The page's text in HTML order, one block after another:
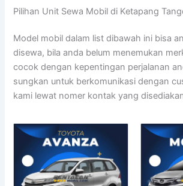
Pilihan Unit Sewa Mobil di Ketapang
Model mobil dalam list dibawah ini bisa
disewa, bila anda belum menemukan
cocok dengan kepentingan perjalanan
sungkan untuk berkomunikasi dengan
kami lewat nomer kontak yang